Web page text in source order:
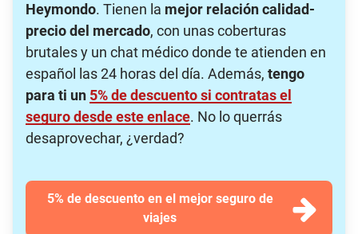
Heymondo. Tienen la mejor relación calidad-
precio del mercado, con unas coberturas
brutales y un chat médico donde te atienden en
español las 24 horas del día. Además, tengo
para ti un 5% de descuentosi contratas el
seguro desde este enlace. No lo querrás
desaprovechar, ¿verdad?
5% de descuento en el mejor seguro de
viajes